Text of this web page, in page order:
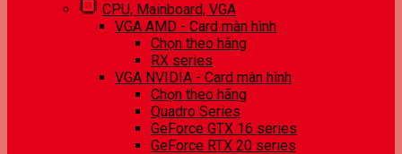
CPU, Mainboard, VGA
VGA AMD - Card màn hình
Chọn theo hãng
RX series
VGA NVIDIA - Card màn hình
Chọn theo hãng
Quadro Series
GeForce GTX 16 series
GeForce RTX 20 series